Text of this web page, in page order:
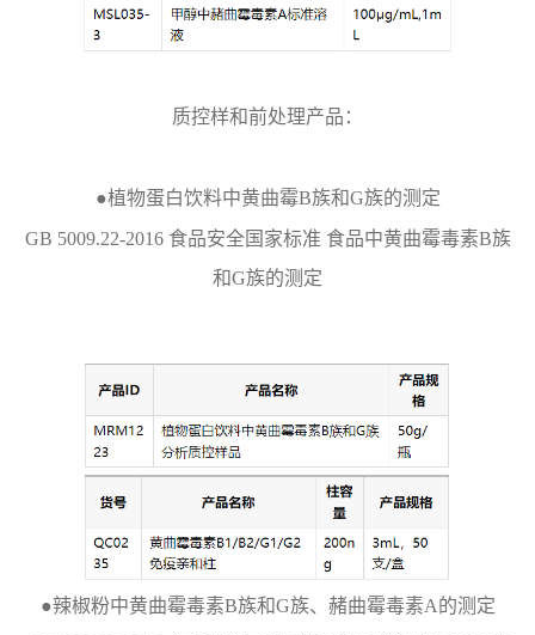
质控样和前处理产品：
●植物蛋白饮料中黄曲霉B族和G族的测定
GB 5009.22-2016 食品安全国家标准 食品中黄曲霉毒素B族
和G族的测定
●辣椒粉中黄曲霉毒素B族和G族、赭曲霉毒素A的测定